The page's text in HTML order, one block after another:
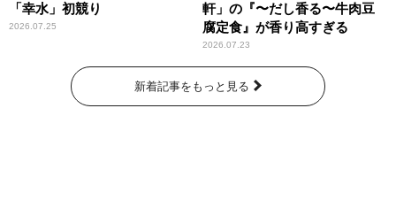
「幸水」初競り
2026.07.25
軒」の『〜だし香る〜牛肉豆
腐定食』が香り高すぎる
2026.07.23
新着記事をもっと見る